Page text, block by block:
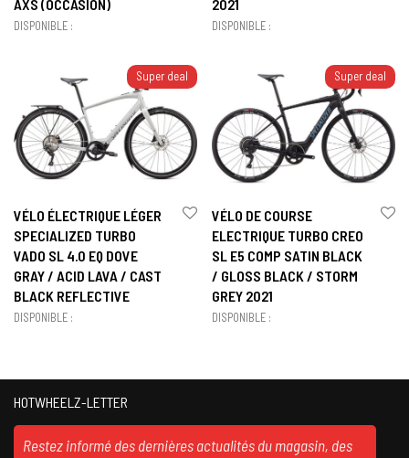
AXS (OCCASION)
DISPONIBLE :
2021
DISPONIBLE :
Super deal
VÉLO ÉLECTRIQUE LÉGER
SPECIALIZED TURBO
VADO SL 4.0 EQ DOVE
GRAY / ACID LAVA / CAST
BLACK REFLECTIVE
DISPONIBLE :
Super deal
VÉLO DE COURSE
ELECTRIQUE TURBO CREO
SL E5 COMP SATIN BLACK
/ GLOSS BLACK / STORM
GREY 2021
DISPONIBLE :
HOTWHEELZ-LETTER
Restez informé des dernières actualités du magasin, des